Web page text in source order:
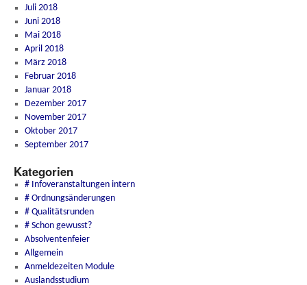
Juli 2018
Juni 2018
Mai 2018
April 2018
März 2018
Februar 2018
Januar 2018
Dezember 2017
November 2017
Oktober 2017
September 2017
Kategorien
# Infoveranstaltungen intern
# Ordnungsänderungen
# Qualitätsrunden
# Schon gewusst?
Absolventenfeier
Allgemein
Anmeldezeiten Module
Auslandsstudium